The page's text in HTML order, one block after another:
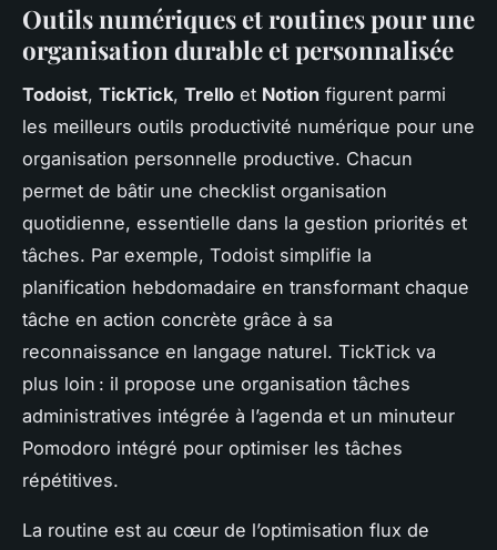
Outils numériques et routines pour une
organisation durable et personnalisée
Todoist, TickTick, Trello et Notion figurent parmi
les meilleurs outils productivité numérique pour une
organisation personnelle productive. Chacun
permet de bâtir une checklist organisation
quotidienne, essentielle dans la gestion priorités et
tâches. Par exemple, Todoist simplifie la
planification hebdomadaire en transformant chaque
tâche en action concrète grâce à sa
reconnaissance en langage naturel. TickTick va
plus loin : il propose une organisation tâches
administratives intégrée à l’agenda et un minuteur
Pomodoro intégré pour optimiser les tâches
répétitives.
La routine est au cœur de l’optimisation flux de